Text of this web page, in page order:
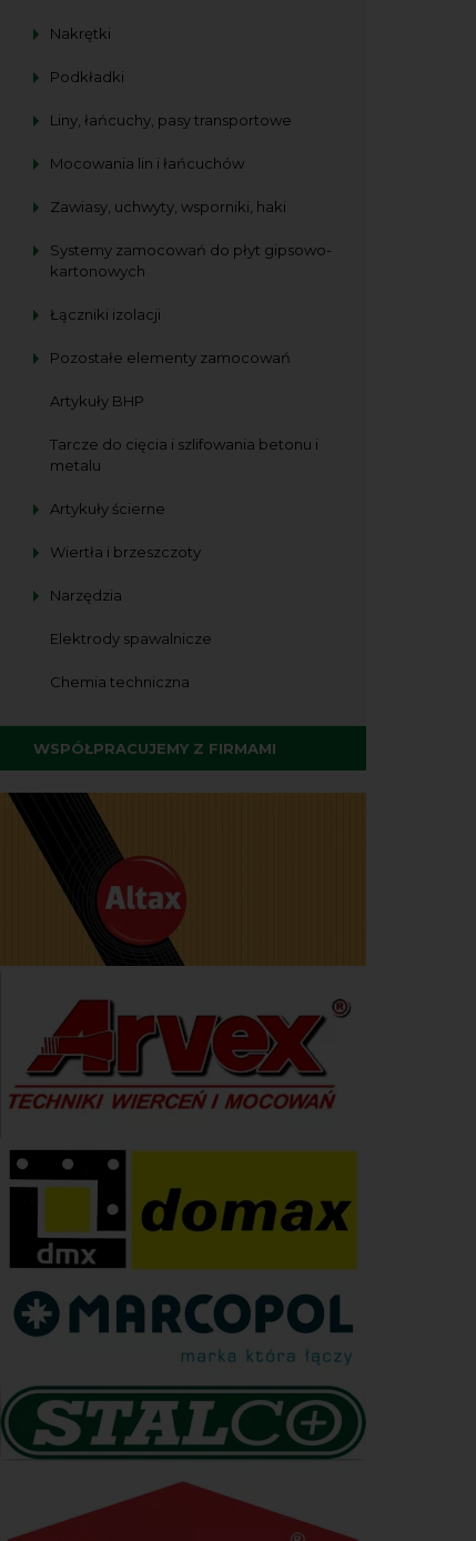
Nakrętki
Podkładki
Liny, łańcuchy, pasy transportowe
Mocowania lin i łańcuchów
Zawiasy, uchwyty, wsporniki, haki
Systemy zamocowań do płyt gipsowo-
kartonowych
Łączniki izolacji
Pozostałe elementy zamocowań
Artykuły BHP
Tarcze do cięcia i szlifowania betonu i
metalu
Artykuły ścierne
Wiertła i brzeszczoty
Narzędzia
Elektrody spawalnicze
Chemia techniczna
WSPÓŁPRACUJEMY Z FIRMAMI